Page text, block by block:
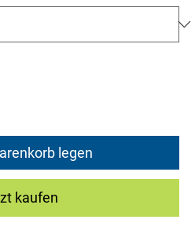
legen
kaufen